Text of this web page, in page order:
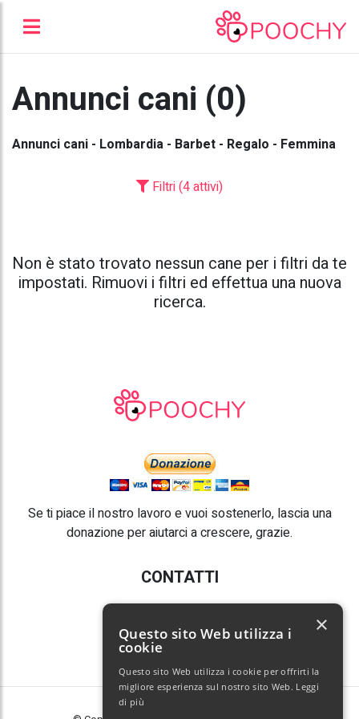
Annunci cani (0)
Annunci cani - Lombardia - Barbet - Regalo - Femmina
Filtri (4 attivi)
Non è stato trovato nessun cane per i filtri da te
impostati. Rimuovi i filtri ed effettua una nuova
ricerca.
Se ti piace il nostro lavoro e vuoi sostenerlo, lascia una
donazione per aiutarci a crescere, grazie.
CONTATTI
E-mail:info@poochy.it
Questo sito Web utilizza i
cookie
Questo sito Web utilizza i cookie per offrirti la
migliore esperienza sul nostro sito Web. Leggi
di più
×